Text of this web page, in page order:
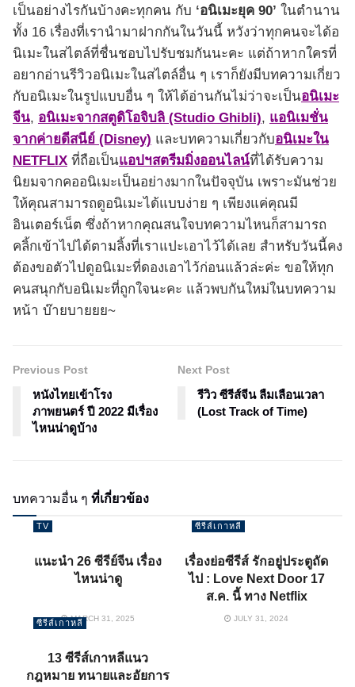
เป็นอย่างไรกันบ้างคะทุกคน กับ ‘อนิเมะยุค 90’ ในตำนาน
ทั้ง 16 เรื่องที่เรานำมาฝากกันในวันนี้ หวังว่าทุกคนจะได้อ
นิเมะในสไตล์ที่ชื่นชอบไปรับชมกันนะคะ แต่ถ้าหากใครที่
อยากอ่านรีวิวอนิเมะในสไตล์อื่น ๆ เราก็ยังมีบทความเกี่ยว
กับอนิเมะในรูปแบบอื่น ๆ ให้ได้อ่านกันไม่ว่าจะเป็นอนิเมะ
จีน, อนิเมะจากสตูดิโอจิบลิ (Studio Ghibli), แอนิเมชั่น
จากค่ายดีสนีย์ (Disney) และบทความเกี่ยวกับอนิเมะใน
NETFLIX ที่ถือเป็นแอปฯสตรีมมิ่งออนไลน์ที่ได้รับความ
นิยมจากคออนิเมะเป็นอย่างมากในปัจจุบัน เพราะมันช่วย
ให้คุณสามารถดูอนิเมะได้แบบง่าย ๆ เพียงแค่คุณมี
อินเตอร์เน็ต ซึ่งถ้าหากคุณสนใจบทความไหนก็สามารถ
คลิ้กเข้าไปได้ตามลิ้งที่เราแปะเอาไว้ได้เลย สำหรับวันนี้คง
ต้องขอตัวไปดูอนิเมะที่ดองเอาไว้ก่อนแล้วล่ะค่ะ ขอให้ทุก
คนสนุกกับอนิเมะที่ถูกใจนะคะ แล้วพบกันใหม่ในบทความ
หน้า บ๊ายบายยย~
Previous Post
หนังไทยเข้าโรง
ภาพยนตร์ ปี 2022 มีเรื่อง
ไหนน่าดูบ้าง
Next Post
รีวิว ซีรีส์จีน ลืมเลือนเวลา
(Lost Track of Time)
บทความอื่น ๆ ที่เกี่ยวข้อง
TV
แนะนำ 26 ซีรีย์จีน เรื่อง
ไหนน่าดู
MARCH 31, 2025
ซีรีส์เกาหลี
เรื่องย่อซีรีส์ รักอยู่ประตูถัด
ไป : Love Next Door 17
ส.ค. นี้ ทาง Netflix
JULY 31, 2024
ซีรีส์เกาหลี
13 ซีรีส์เกาหลีแนว
กฎหมาย ทนายและอัยการ